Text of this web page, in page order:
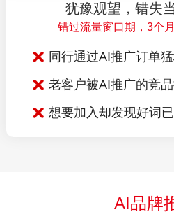
犹豫观望，错失
错过流量窗口期，3个
同行通过AI推广订单
老客户被AI推广的竞
想要加入却发现好词
AI品牌